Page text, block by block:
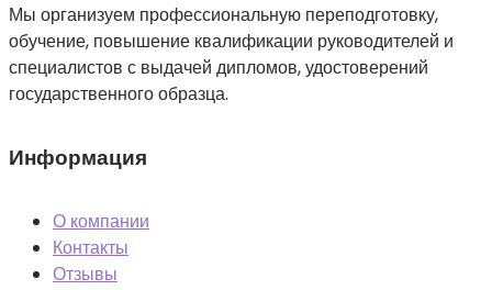
Мы организуем профессиональную переподготовку,
обучение, повышение квалификации руководителей и
специалистов с выдачей дипломов, удостоверений
государственного образца.
Информация
О компании
Контакты
Отзывы